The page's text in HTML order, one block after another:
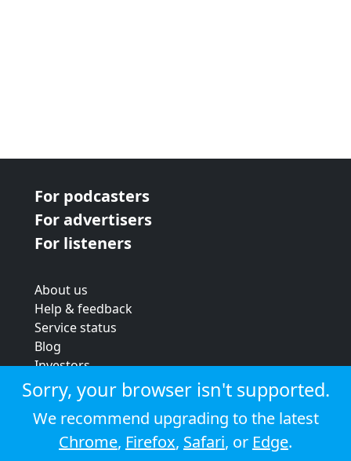
For podcasters
For advertisers
For listeners
About us
Help & feedback
Service status
Blog
Investors
Strategic review
Terms & conditions
Privacy policy
Cookie policy
Sorry, your browser isn't supported.
We recommend upgrading to the latest
Chrome, Firefox, Safari, or Edge.